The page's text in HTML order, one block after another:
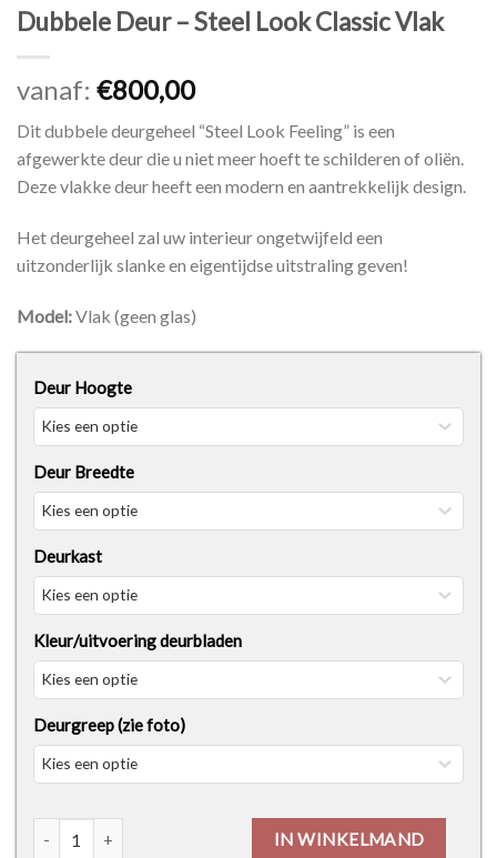
Dubbele Deur – Steel Look Classic Vlak
vanaf: €800,00
Dit dubbele deurgeheel “Steel Look Feeling” is een
afgewerkte deur die u niet meer hoeft te schilderen of oliën.
Deze vlakke deur heeft een modern en aantrekkelijk design.
Het deurgeheel zal uw interieur ongetwijfeld een
uitzonderlijk slanke en eigentijdse uitstraling geven!
Model:Vlak (geen glas)
Deur Hoogte
Deur Breedte
Deurkast
Kleur/uitvoering deurbladen
Deurgreep (zie foto)
IN WINKELMAND
Dubbele Deur - Steel Look Classic Vlak aantal